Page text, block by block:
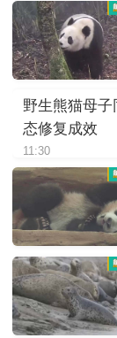
野生熊猫母
态修复成效
11:30